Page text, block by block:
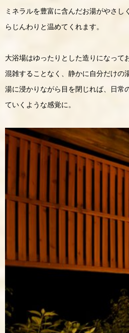
ミネラルを豊富に含んだお湯がやさし
らじんわりと温めてくれます。
大浴場はゆったりとした造りになって
混雑することなく、静かに自分だけの
湯に浸かりながら目を閉じれば、日常
ていくような感覚に。